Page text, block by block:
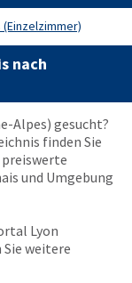
nach
Alpes) gesucht?
finden Sie
und Umgebung
Lyon
weitere